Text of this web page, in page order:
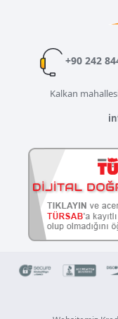
+90 242
Kalkan